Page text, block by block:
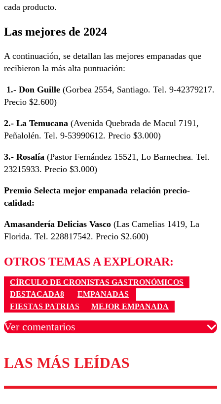
cada producto.
Las mejores de 2024
A continuación, se detallan las mejores empanadas que
recibieron la más alta puntuación:
1.- Don Guille (Gorbea 2554, Santiago. Tel. 9-42379217.
Precio $2.600)
2.- La Temucana (Avenida Quebrada de Macul 7191,
Peñalolén. Tel. 9-53990612. Precio $3.000)
3.- Rosalía (Pastor Fernández 15521, Lo Barnechea. Tel.
23215933. Precio $3.000)
Premio Selecta mejor empanada relación precio-
calidad:
Amasandería Delicias Vasco (Las Camelias 1419, La
Florida. Tel. 228817542. Precio $2.600)
OTROS TEMAS A EXPLORAR:
CÍRCULO DE CRONISTAS GASTRONÓMICOS
DESTACADA8
EMPANADAS
FIESTAS PATRIAS
MEJOR EMPANADA
Ver comentarios
Los comentarios son moderados para garantizar un
diálogo respetuoso.
LAS MÁS LEÍDAS